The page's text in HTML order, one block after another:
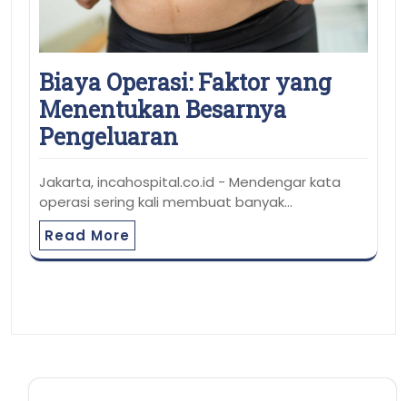
Biaya Operasi: Faktor yang
Menentukan Besarnya
Pengeluaran
Jakarta, incahospital.co.id - Mendengar kata
operasi sering kali membuat banyak…
Read More